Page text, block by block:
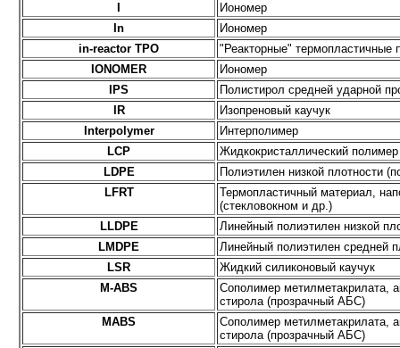
Иономер
In
Иономер
in-reactor TPO
"Реакторные"
IONOMER
Иономер
IPS
Полистирол средней ударной
IR
Изопреновый каучук
Interpolymer
Интерполимер
LCP
Жидкокристаллический полимер
LDPE
Полиэтилен низкой плотности
LFRT
Термопластичный материал,
(стекловокном и др.)
LLDPE
Линейный полиэтилен низкой
LMDPE
Линейный полиэтилен средней
LSR
Жидкий силиконовый каучук
M-ABS
Сополимер метилметакрилата,
стирола (прозрачный АБС)
MABS
Сополимер метилметакрилата,
стирола (прозрачный АБС)